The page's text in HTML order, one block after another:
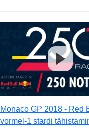
Monaco GP 2018 - Red
vormel-1 stardi